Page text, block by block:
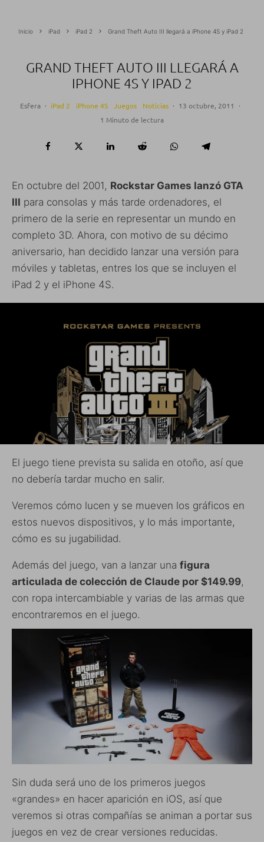
Inicio iPad iPad 2 Grand Theft Auto III llegará a iPhone 4S y iPad 2
GRAND THEFT AUTO III LLEGARÁ A
IPHONE 4S Y IPAD 2
Esfera · iPad 2 iPhone 4S Juegos Noticias · 13 octubre, 2011
·
1 Minuto de lectura
En octubre del 2001, Rockstar Games lanzó GTA
III para consolas y más tarde ordenadores, el
primero de la serie en representar un mundo en
completo 3D. Ahora, con motivo de su décimo
aniversario, han decidido lanzar una versión para
móviles y tabletas, entres los que se incluyen el
iPad 2 y el iPhone 4S.
El juego tiene prevista su salida en otoño, así que
no debería tardar mucho en salir.
Veremos cómo lucen y se mueven los gráficos en
estos nuevos dispositivos, y lo más importante,
cómo es su jugabilidad.
Además del juego, van a lanzar una figura
articulada de colección de Claude por $149.99,
con ropa intercambiable y varias de las armas que
encontraremos en el juego.
Sin duda será uno de los primeros juegos
«grandes» en hacer aparición en iOS, así que
veremos si otras compañías se animan a portar sus
juegos en vez de crear versiones reducidas.